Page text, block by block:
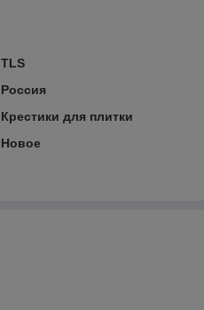
TLS
Россия
Крестики для плитки
Новое